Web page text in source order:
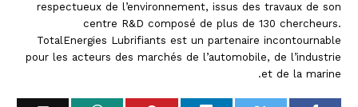
respectueux de l’environnement, issus des travaux de son
centre R&D composé de plus de 130 chercheurs.
TotalEnergies Lubrifiants est un partenaire incontournable
pour les acteurs des marchés de l’automobile, de l’industrie
et de la marine.